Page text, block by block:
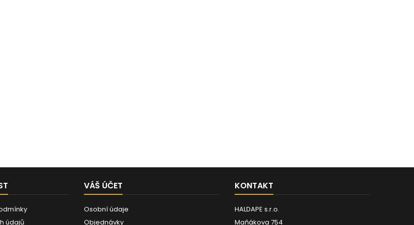
údajů
VÁŠ ÚČET
Osobní údaje
Objednávky
KONTAKT
HALDAPE s.r.o.
Maňákova 754